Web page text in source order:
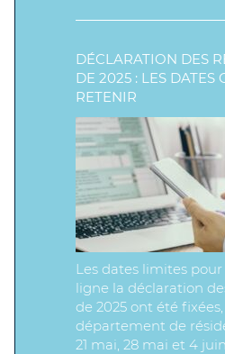
DÉCLARATION DES
DE 2025 : LES DATES
RETENIR
Les dates limites
ligne la déclaration
de 2025 ont été
département de
21 mai, 28 mai et 4